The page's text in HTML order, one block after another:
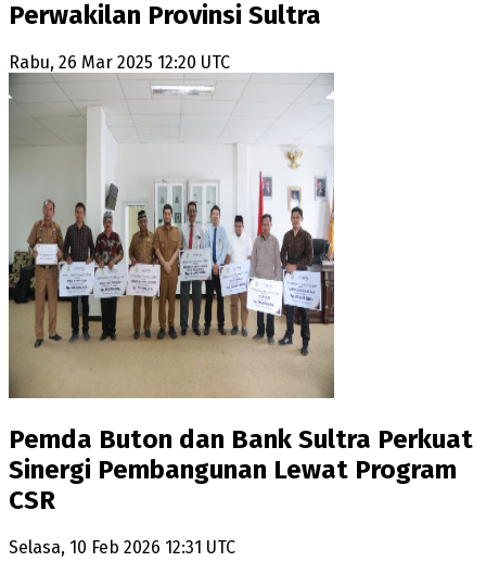
Perwakilan Provinsi Sultra
Rabu, 26 Mar 2025 12:20 UTC
Pemda Buton dan Bank Sultra Perkuat
Sinergi Pembangunan Lewat Program
CSR
Selasa, 10 Feb 2026 12:31 UTC